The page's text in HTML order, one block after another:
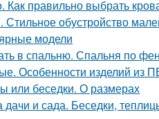
Как правильно выбрать
Стильное обустройство
модели
в спальню. Спальня по
Особенности изделий из
или беседки. О размерах
и сада. Беседки,